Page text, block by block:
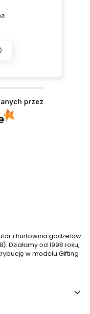
przez
i hurtownia gadżetów
Działamy od 1998 roku,
w modelu Gifting